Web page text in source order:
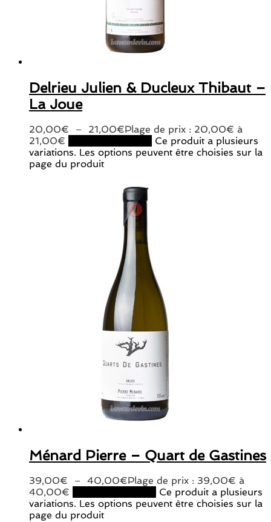
Delrieu Julien & Ducleux Thibaut –
La Joue
20,00€ – 21,00€Plage de prix : 20,00€ à
21,00€
Ce produit a plusieurs
variations. Les options peuvent être choisies sur la
page du produit
Ménard Pierre – Quart de Gastines
39,00€ – 40,00€Plage de prix : 39,00€ à
40,00€
Ce produit a plusieurs
variations. Les options peuvent être choisies sur la
page du produit